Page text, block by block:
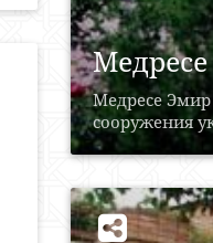
Медресе Эмир
сооружения